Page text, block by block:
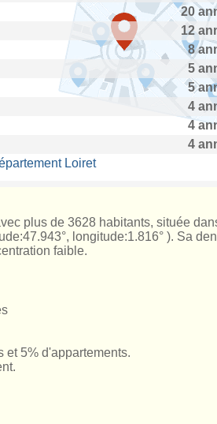
20
12
8
5
5
4
4
4
Loiret
plus de 3628 habitants, située
longitude:1.816° ). Sa
faible.
et 5% d'appartements.